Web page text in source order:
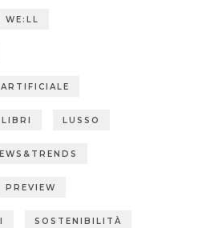
WE:LL
LIBRI LUSSO
PREVIEW
SOSTENIBILITÀ